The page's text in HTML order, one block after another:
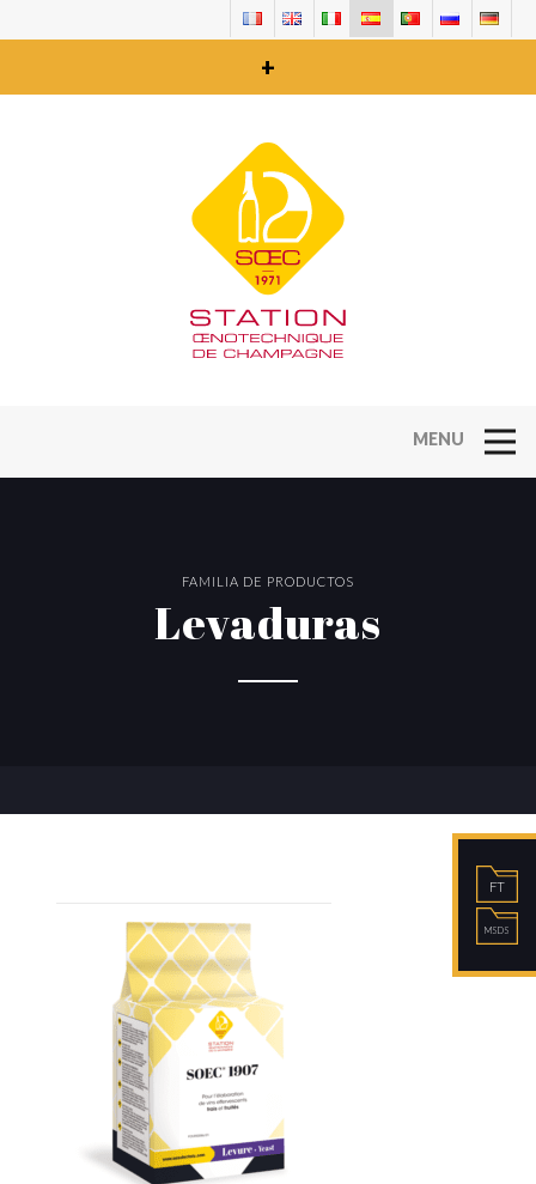
FT
MSDS
+
FAMILIA DE PRODUCTOS
Levaduras